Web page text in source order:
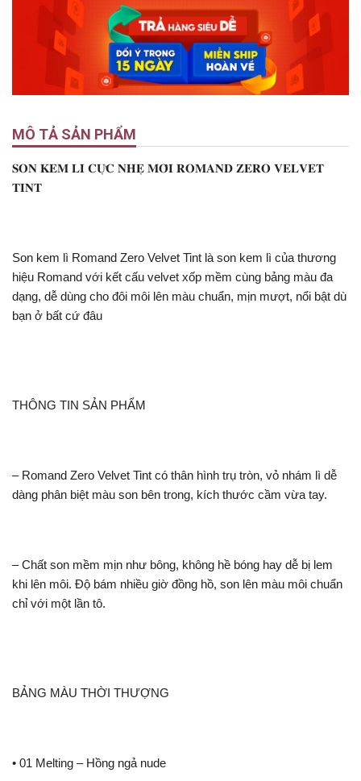
MÔ TẢ SẢN PHẨM
𝐒𝐎𝐍 𝐊𝐄𝐌 𝐋𝐈̀ 𝐂𝐔̛̣𝐂 𝐍𝐇𝐄̣ 𝐌𝐎̂𝐈 𝐑𝐎𝐌𝐀𝐍𝐃 𝐙𝐄𝐑𝐎 𝐕𝐄𝐋𝐕𝐄𝐓
𝐓𝐈𝐍𝐓
Son kem lì Romand Zero Velvet Tint là son kem lì của thương
hiệu Romand với kết cấu velvet xốp mềm cùng bảng màu đa
dạng, dễ dùng cho đôi môi lên màu chuẩn, mịn mượt, nổi bật dù
bạn ở bất cứ đâu
THÔNG TIN SẢN PHẨM
– Romand Zero Velvet Tint có thân hình trụ tròn, vỏ nhám lì dễ
dàng phân biệt màu son bên trong, kích thước cầm vừa tay.
– Chất son mềm mịn như bông, không hề bóng hay dễ bị lem
khi lên môi. Độ bám nhiều giờ đồng hồ, son lên màu môi chuẩn
chỉ với một lần tô.
BẢNG MÀU THỜI THƯỢNG
• 01 Melting – Hồng ngả nude